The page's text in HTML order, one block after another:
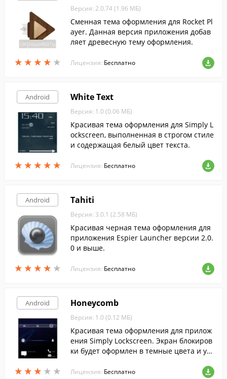
★ ★ ★ ★ ★
★ ★ ★ ★ ★
Версия: 2.0.74 (1.96 МБ)
Сменная тема оформления для Rocket Pl
ayer. Данная версия приложения добав
ляет древесную тему оформления.
Лицензия: Бесплатно
Android
★ ★ ★ ★ ★
★ ★ ★ ★ ★
White Text
Версия: 1.0 (0.06 МБ)
Красивая тема оформления для Simply L
ockscreen, выполненная в строгом стиле
и содержащая белый цвет текста.
Лицензия: Бесплатно
Android
★ ★ ★ ★ ★
★ ★ ★ ★ ★
Tahiti
Версия: 3.0.1 (2.58 МБ)
Красивая черная тема оформления для
приложения Espier Launcher версии 2.0.
0 и выше.
Лицензия: Бесплатно
Android
★ ★ ★ ★ ★
★ ★ ★ ★ ★
Honeycomb
Версия: 1.0 (0.12 МБ)
Красивая тема оформления для прилож
ения Simply Lockscreen. Экран блокиров
ки будет оформлен в темные цвета и ук
Лицензия: Бесплатно